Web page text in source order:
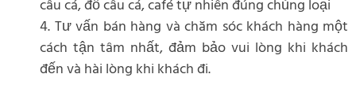
câu cá, đồ câu cá, café tự nhiên đúng chủng loại
4. Tư vấn bán hàng và chăm sóc khách hàng một
cách tận tâm nhất, đảm bảo vui lòng khi khách
đến và hài lòng khi khách đi.